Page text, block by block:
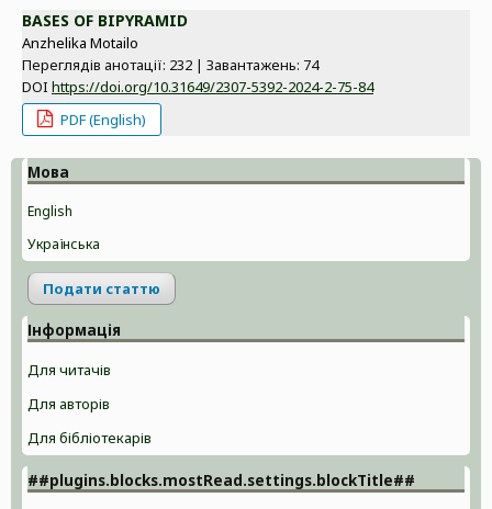
BASES OF BIPYRAMID
Anzhelika Motailo
Переглядів анотації: 232 | Завантажень: 74
DOI https://doi.org/10.31649/2307-5392-2024-2-75-84
PDF (English)
Мова
English
Українська
Подати статтю
Інформація
Для читачів
Для авторів
Для бібліотекарів
##plugins.blocks.mostRead.settings.blockTitle##